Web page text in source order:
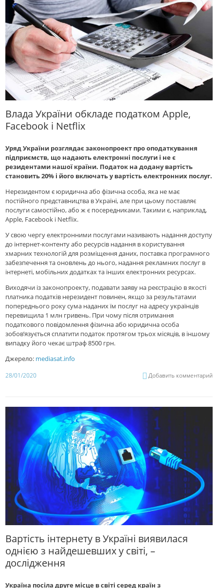
Влада України обкладе податком Apple,
Facebook і Netflix
Уряд України розглядає законопроект про оподаткування
підприємств, що надають електронні послуги і не є
резидентами нашої країни. Податок на додану вартість
становить 20% і його включать у вартість електронних послуг.
Нерезидентом є юридична або фізична особа, яка не має
постійного представництва в Україні, але при цьому поставляє
послуги самостійно, або ж є посередниками. Такими є, наприклад,
Apple, Facebook і Netflix.
У свою чергу електронними послугами називають надання доступу
до інтернет-контенту або ресурсів надання в користування
хмарних технологій для розміщення даних, поставка програмного
забезпечення та оновлень до нього, надання рекламних послуг в
інтернеті, мобільних додатках та інших електронних ресурсах.
Виходячи із законопроекту, подавати заяву на реєстрацію в якості
платника податків нерезидент повинен, якщо за результатами
попереднього року сума наданих їм послуг на адресу українців
перевищила 1 млн гривень. При чому після отримання
податкового повідомлення фізична або юридична особа
зобов’язується сплатити податок протягом трьох місяців, в іншому
випадку його чекає штраф 8500 грн.
Джерело: mediasat.info
28/01/2020 Добавить комментарий
Вартість інтернету в Україні виявилася
однією з найдешевших у світі, –
дослідження
Україна посіла друге місце в світі серед країн з